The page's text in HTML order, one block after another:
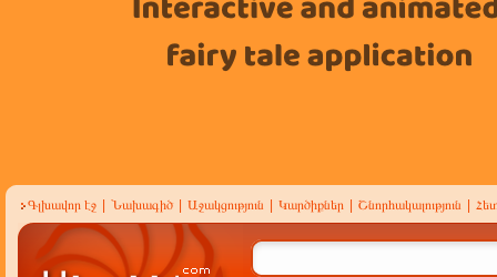
Գլխավոր էջ Նախագիծ Աջակցություն Կարծիքներ Շնորհակալություն